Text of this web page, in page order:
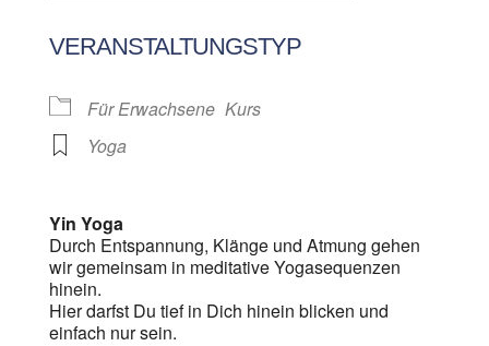
VERANSTALTUNGSTYP
Für Erwachsene Kurs
Yoga
Yin Yoga
Durch Entspannung, Klänge und Atmung gehen
wir gemeinsam in meditative Yogasequenzen
hinein.
Hier darfst Du tief in Dich hinein blicken und
einfach nur sein.